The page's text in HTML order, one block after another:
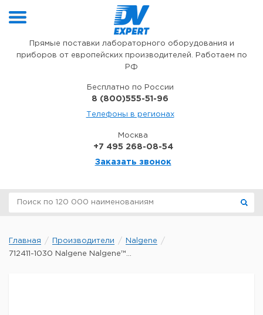
Прямые поставки лабораторного оборудования и
приборов от европейских производителей. Работаем по
РФ
Бесплатно по России
8 (800)555-51-96
Телефоны в регионах
Москва
+7 495 268-08-54
Заказать звонок
Главная Производители
Nalgene
712411-1030 Nalgene Nalgene™...